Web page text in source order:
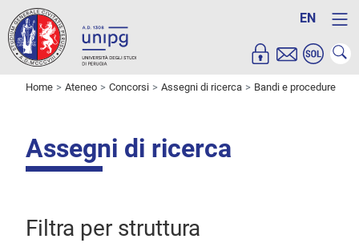
EN
Home Ateneo Concorsi Assegni di ricerca Bandi e procedure
Assegni di ricerca
Filtra per struttura